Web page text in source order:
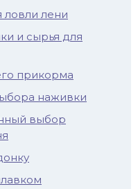
лени
и сырья для
прикорма
наживки
выбор